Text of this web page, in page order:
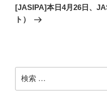
ー
シ
の
投
[JASIPA]本日4月26日、
ト）
検
索: